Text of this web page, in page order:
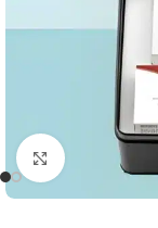
Click to enlarge